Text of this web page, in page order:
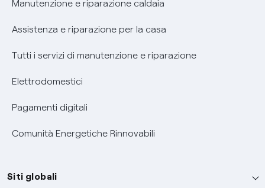
Manutenzione e riparazione caldaia
Assistenza e riparazione per la casa
Tutti i servizi di manutenzione e riparazione
Elettrodomestici
Pagamenti digitali
Comunità Energetiche Rinnovabili
Siti globali